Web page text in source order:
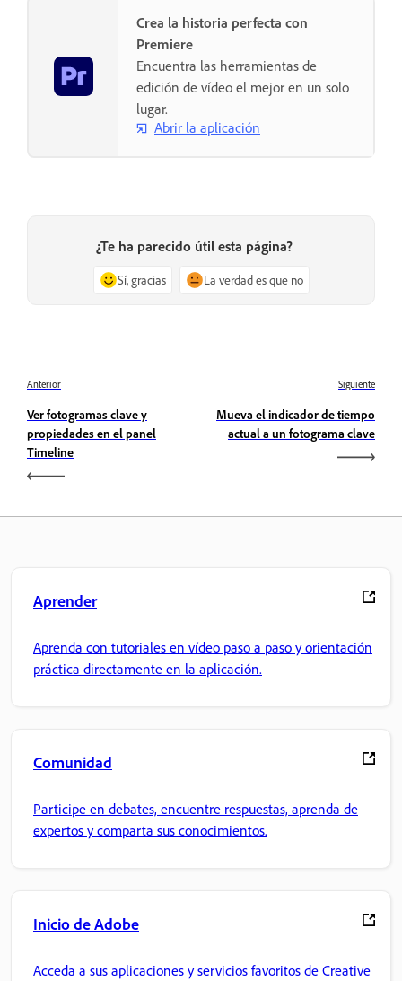
Crea la historia perfecta con
Premiere
Encuentra las herramientas de
edición de vídeo el mejor en un solo
lugar.
Abrir la aplicación
¿Te ha parecido útil esta página?
Sí, gracias La verdad es que no
Anterior
Ver fotogramas clave y
propiedades en el panel
Timeline
Siguiente
Mueva el indicador de tiempo
actual a un fotograma clave
Aprender
Aprenda con tutoriales en vídeo paso a paso y orientación
práctica directamente en la aplicación.
Comunidad
Participe en debates, encuentre respuestas, aprenda de
expertos y comparta sus conocimientos.
Inicio de Adobe
Acceda a sus aplicaciones y servicios favoritos de Creative